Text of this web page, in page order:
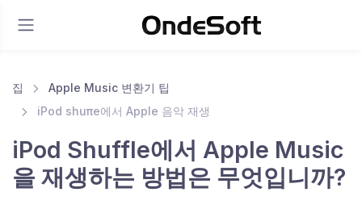
집
Apple Music 변환기 팁
iPod shuπe에서 Apple 음악 재생
iPod Shuffle에서 Apple Music
을 재생하는 방법은 무엇입니까?